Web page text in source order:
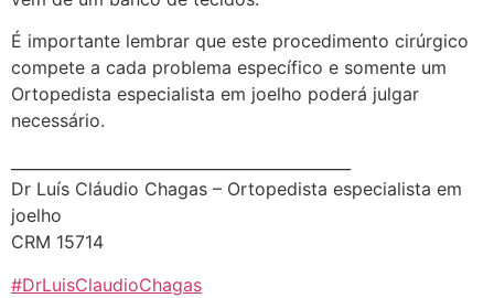
É importante lembrar que este procedimento cirúrgico
compete a cada problema específico e somente um
Ortopedista especialista em joelho poderá julgar
necessário.
Dr Luís Cláudio Chagas – Ortopedista especialista em
joelho
CRM 15714
#DrLuisClaudioChagas